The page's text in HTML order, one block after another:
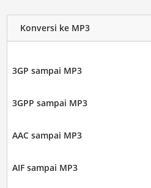
Konversi ke MP3
3GP sampai MP3
3GPP sampai MP3
AAC sampai MP3
AIF sampai MP3